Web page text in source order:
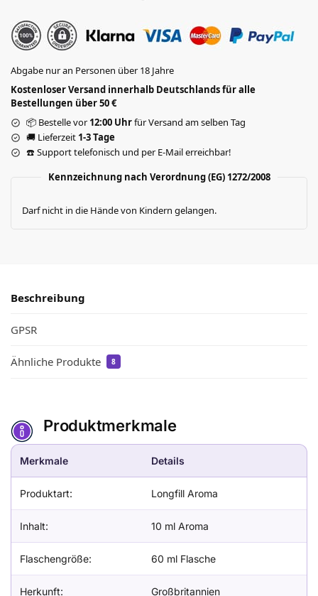
Abgabe nur an Personen über 18 Jahre
Kostenloser Versand innerhalb Deutschlands für alle
Bestellungen über 50 €
📦 Bestelle vor12:00 Uhrfür Versand am selben Tag
🚚 Lieferzeit 1-3 Tage
☎️ Support telefonisch und per E-Mail erreichbar!
Kennzeichnung nach Verordnung (EG) 1272/2008
Darf nicht in die Hände von Kindern gelangen.
Beschreibung
GPSR
Ähnliche Produkte 8
Produktmerkmale
Merkmale Details
Produktart: Longfill Aroma
Inhalt: 10 ml Aroma
Flaschengröße: 60 ml Flasche
Herkunft: Großbritannien